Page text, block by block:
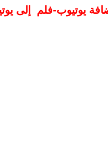
يوتيوب-فلم إلى